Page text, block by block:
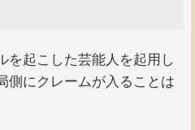
起こした芸能人を起用し
側にクレームが入ることは